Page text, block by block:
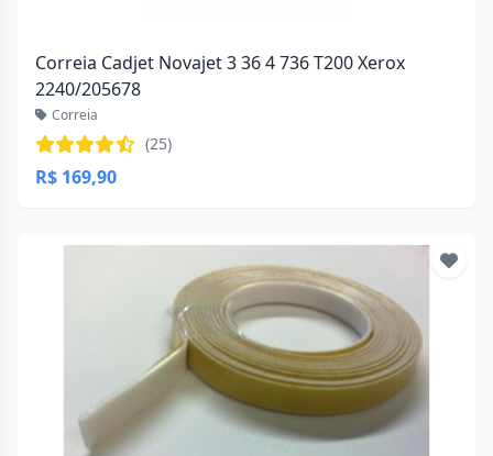
Correia Cadjet Novajet 3 36 4 736 T200 Xerox
2240/205678
Correia
(25)
R$ 169,90